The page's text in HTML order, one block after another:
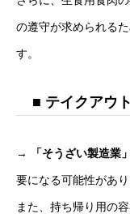
の遵守が求められる
す。
■ テイクアウ
→ 「そうざい製造業」
要になる可能性があり
また、持ち帰り用の